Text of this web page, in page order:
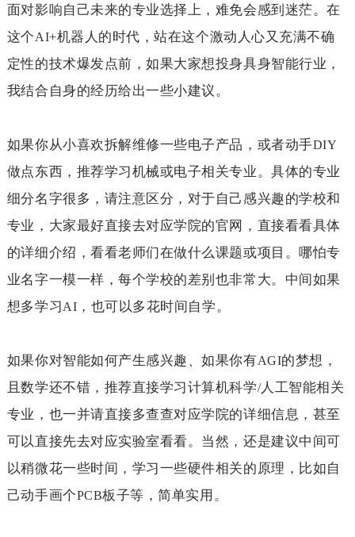
面对影响自己未来的专业选择上，难免会感到迷茫。在
这个AI+机器人的时代，站在这个激动人心又充满不确
定性的技术爆发点前，如果大家想投身具身智能行业，
我结合自身的经历给出一些小建议。
如果你从小喜欢拆解维修一些电子产品，或者动手DIY
做点东西，推荐学习机械或电子相关专业。具体的专业
细分名字很多，请注意区分，对于自己感兴趣的学校和
专业，大家最好直接去对应学院的官网，直接看看具体
的详细介绍，看看老师们在做什么课题或项目。哪怕专
业名字一模一样，每个学校的差别也非常大。中间如果
想多学习AI ，也可以多花时间自学。
如果你对智能如何产生感兴趣、如果你有AGI的梦想，
且数学还不错，推荐直接学习计算机科学/人工智能相关
专业，也一并请直接多查查对应学院的详细信息，甚至
可以直接先去对应实验室看看。当然，还是建议中间可
以稍微花一些时间，学习一些硬件相关的原理，比如自
己动手画个PCB板子等，简单实用。